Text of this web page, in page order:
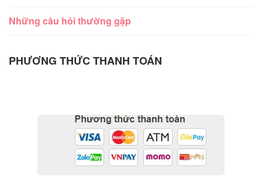
Những câu hỏi thường gặp
PHƯƠNG THỨC THANH TOÁN